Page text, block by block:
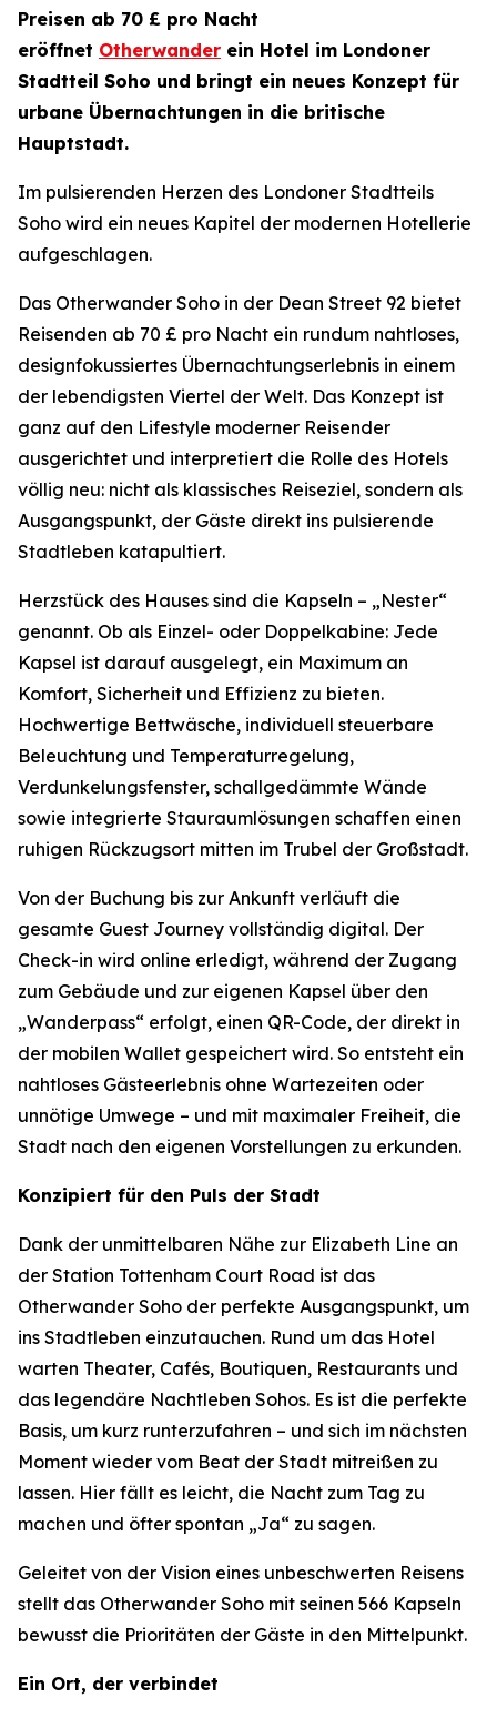
Preisen ab 70 £ pro Nacht
eröffnet Otherwander ein Hotel im Londoner
Stadtteil Soho und bringt ein neues Konzept für
urbane Übernachtungen in die britische
Hauptstadt.
Im pulsierenden Herzen des Londoner Stadtteils
Soho wird ein neues Kapitel der modernen Hotellerie
aufgeschlagen.
Das Otherwander Soho in der Dean Street 92 bietet
Reisenden ab 70 £ pro Nacht ein rundum nahtloses,
designfokussiertes Übernachtungserlebnis in einem
der lebendigsten Viertel der Welt. Das Konzept ist
ganz auf den Lifestyle moderner Reisender
ausgerichtet und interpretiert die Rolle des Hotels
völlig neu: nicht als klassisches Reiseziel, sondern als
Ausgangspunkt, der Gäste direkt ins pulsierende
Stadtleben katapultiert.
Herzstück des Hauses sind die Kapseln – „Nester“
genannt. Ob als Einzel- oder Doppelkabine: Jede
Kapsel ist darauf ausgelegt, ein Maximum an
Komfort, Sicherheit und Effizienz zu bieten.
Hochwertige Bettwäsche, individuell steuerbare
Beleuchtung und Temperaturregelung,
Verdunkelungsfenster, schallgedämmte Wände
sowie integrierte Stauraumlösungen schaffen einen
ruhigen Rückzugsort mitten im Trubel der Großstadt.
Von der Buchung bis zur Ankunft verläuft die
gesamte Guest Journey vollständig digital. Der
Check-in wird online erledigt, während der Zugang
zum Gebäude und zur eigenen Kapsel über den
„Wanderpass“ erfolgt, einen QR-Code, der direkt in
der mobilen Wallet gespeichert wird. So entsteht ein
nahtloses Gästeerlebnis ohne Wartezeiten oder
unnötige Umwege – und mit maximaler Freiheit, die
Stadt nach den eigenen Vorstellungen zu erkunden.
Konzipiert für den Puls der Stadt
Dank der unmittelbaren Nähe zur Elizabeth Line an
der Station Tottenham Court Road ist das
Otherwander Soho der perfekte Ausgangspunkt, um
ins Stadtleben einzutauchen. Rund um das Hotel
warten Theater, Cafés, Boutiquen, Restaurants und
das legendäre Nachtleben Sohos. Es ist die perfekte
Basis, um kurz runterzufahren – und sich im nächsten
Moment wieder vom Beat der Stadt mitreißen zu
lassen. Hier fällt es leicht, die Nacht zum Tag zu
machen und öfter spontan „Ja“ zu sagen.
Geleitet von der Vision eines unbeschwerten Reisens
stellt das Otherwander Soho mit seinen 566 Kapseln
bewusst die Prioritäten der Gäste in den Mittelpunkt.
Ein Ort, der verbindet